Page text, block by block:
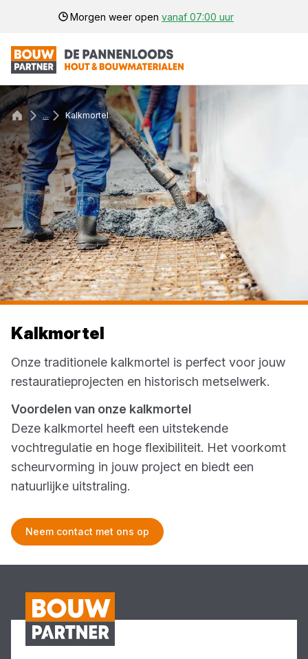
Morgen weer open vanaf 07:00 uur
... Kalkmortel
Kalkmortel
Onze traditionele kalkmortel is perfect voor jouw
restauratieprojecten en historisch metselwerk.
Voordelen van onze kalkmortel
Deze kalkmortel heeft een uitstekende
vochtregulatie en hoge flexibiliteit. Het voorkomt
scheurvorming in jouw project en biedt een
natuurlijke uitstraling.
Neem contact met ons op